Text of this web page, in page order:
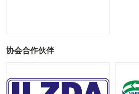
协会合作伙伴